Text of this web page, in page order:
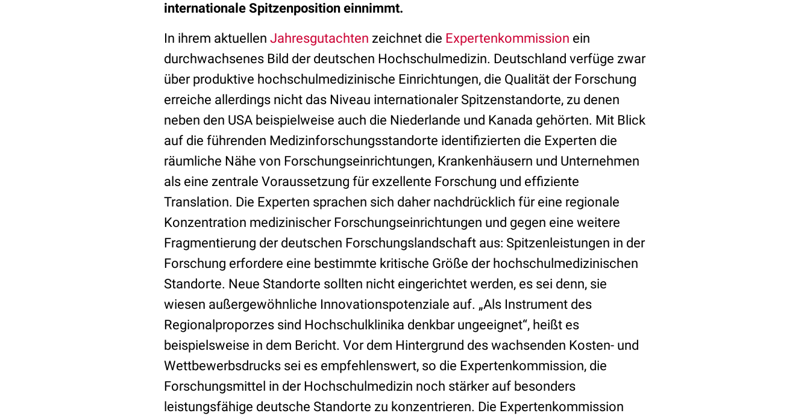
internationale Spitzenposition einnimmt.
In ihrem aktuellen Jahresgutachten zeichnet die Expertenkommission ein
durchwachsenes Bild der deutschen Hochschulmedizin. Deutschland verfüge zwar
über produktive hochschulmedizinische Einrichtungen, die Qualität der Forschung
erreiche allerdings nicht das Niveau internationaler Spitzenstandorte, zu denen
neben den USA beispielweise auch die Niederlande und Kanada gehörten. Mit Blick
auf die führenden Medizinforschungsstandorte identifizierten die Experten die
räumliche Nähe von Forschungseinrichtungen, Krankenhäusern und Unternehmen
als eine zentrale Voraussetzung für exzellente Forschung und effiziente
Translation. Die Experten sprachen sich daher nachdrücklich für eine regionale
Konzentration medizinischer Forschungseinrichtungen und gegen eine weitere
Fragmentierung der deutschen Forschungslandschaft aus: Spitzenleistungen in der
Forschung erfordere eine bestimmte kritische Größe der hochschulmedizinischen
Standorte. Neue Standorte sollten nicht eingerichtet werden, es sei denn, sie
wiesen außergewöhnliche Innovationspotenziale auf. „Als Instrument des
Regionalproporzes sind Hochschulklinika denkbar ungeeignet“, heißt es
beispielsweise in dem Bericht. Vor dem Hintergrund des wachsenden Kosten- und
Wettbewerbsdrucks sei es empfehlenswert, so die Expertenkommission, die
Forschungsmittel in der Hochschulmedizin noch stärker auf besonders
leistungsfähige deutsche Standorte zu konzentrieren. Die Expertenkommission